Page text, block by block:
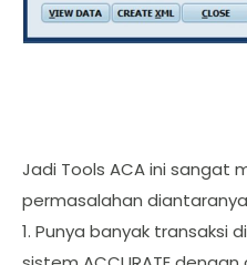
Jadi Tools ACA ini sangat
permasalahan
1. Punya banyak transaksi